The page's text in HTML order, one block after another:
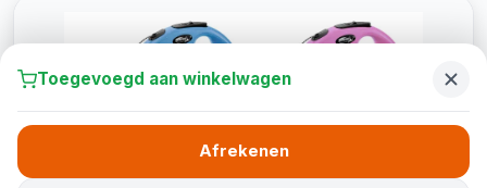
Toegevoegd aan winkelwagen
Afrekenen